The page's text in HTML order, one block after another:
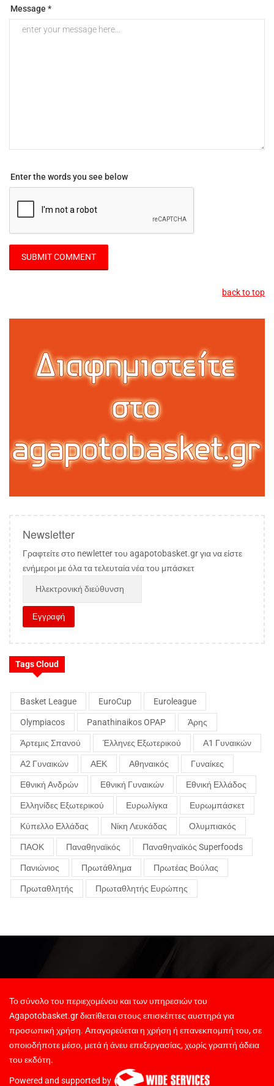
Message *
Enter the words you see below
back to top
Newsletter
Γραφτείτε στο newletter του agapotobasket.gr για να είστε
ενήμεροι με όλα τα τελευταία νέα του μπάσκετ
Tags Cloud
Basket League EuroCup Euroleague
Olympiacos Panathinaikos OPAP Άρης
Άρτεμις Σπανού Έλληνες Εξωτερικού Α1 Γυναικών
Α2 Γυναικών ΑΕΚ Αθηναικός Γυναίκες
Εθνική Ανδρών Εθνική Γυναικών Εθνική Ελλάδος
Ελληνίδες Εξωτερικού Ευρωλίγκα Ευρωμπάσκετ
Κύπελλο Ελλάδας Νίκη Λευκάδας Ολυμπιακός
ΠΑΟΚ Παναθηναϊκός Παναθηναϊκός Superfoods
Πανιώνιος Πρωτάθλημα Πρωτέας Βούλας
Πρωταθλητής Πρωταθλητής Ευρώπης
Το σύνολο του περιεχομένου και των υπηρεσιών του
Agapotobasket.gr διατίθεται στους επισκέπτες αυστηρά για
προσωπική χρήση. Απαγορεύεται η χρήση ή επανεκπομπή του, σε
οποιοδήποτε μέσο, μετά ή άνευ επεξεργασίας, χωρίς γραπτή άδεια
του εκδότη.
Powered and supported by